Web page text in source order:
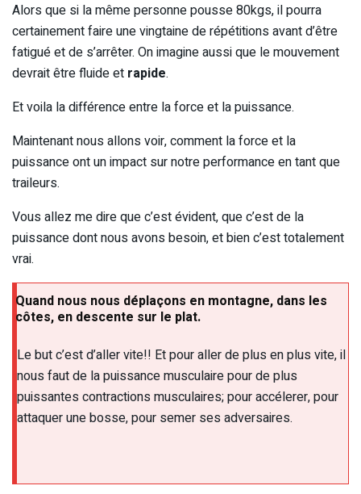
Alors que si la même personne pousse 80kgs, il pourra
certainement faire une vingtaine de répétitions avant d’être
fatigué et de s’arrêter. On imagine aussi que le mouvement
devrait être fluide et rapide.
Et voila la différence entre la force et la puissance.
Maintenant nous allons voir, comment la force et la
puissance ont un impact sur notre performance en tant que
traileurs.
Vous allez me dire que c’est évident, que c’est de la
puissance dont nous avons besoin, et bien c’est totalement
vrai.
Quand nous nous déplaçons en montagne, dans les
côtes, en descente sur le plat.
Le but c’est d’aller vite!! Et pour aller de plus en plus vite, il
nous faut de la puissance musculaire pour de plus
puissantes contractions musculaires; pour accélerer, pour
attaquer une bosse, pour semer ses adversaires.